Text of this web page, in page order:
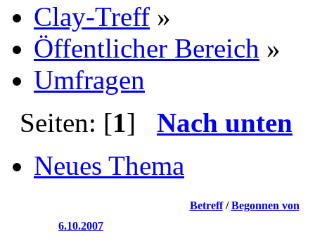
Clay-Treff »
Öffentlicher Bereich »
Umfragen
Seiten: [1] Nach unten
Neues Thema
Betreff/Begonnen von
6.10.2007